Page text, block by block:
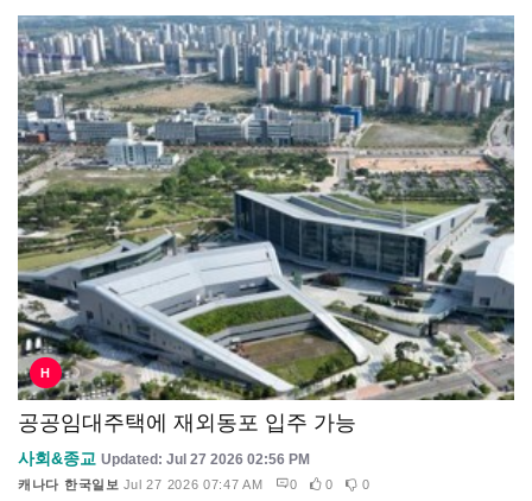
H
공공임대주택에 재외동포 입주 가능
사회&종교 Updated: Jul 27 2026 02:56 PM
캐나다 한국일보 Jul 27 2026 07:47 AM 0 0 0